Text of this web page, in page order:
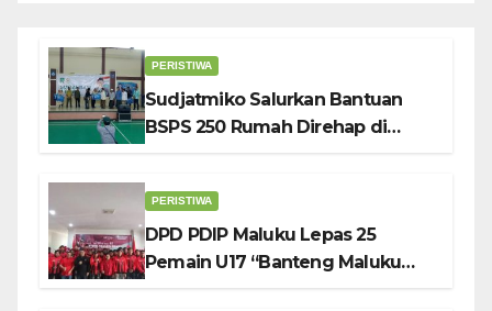
PERISTIWA
Sudjatmiko Salurkan Bantuan
BSPS 250 Rumah Direhap di
PERISTIWA
DPD PDIP Maluku Lepas 25
Pemain U17 “Banteng Maluku